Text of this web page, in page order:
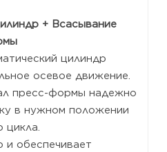
+ Всасывание
цилиндр
осевое движение.
пресс-формы надежно
в нужном положении
цикла.
и обеспечивает